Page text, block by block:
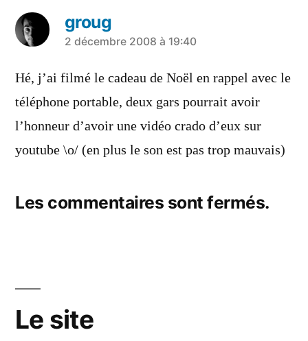
groug
a
dit :
2 décembre 2008 à 19:40
Hé, j’ai filmé le cadeau de Noël en rappel avec le
téléphone portable, deux gars pourrait avoir
l’honneur d’avoir une vidéo crado d’eux sur
youtube \o/ (en plus le son est pas trop mauvais)
Les commentaires sont fermés.
Le site